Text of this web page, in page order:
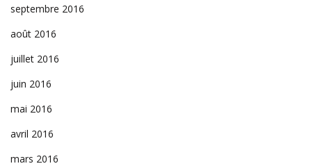
septembre 2016
août 2016
juillet 2016
juin 2016
mai 2016
avril 2016
mars 2016